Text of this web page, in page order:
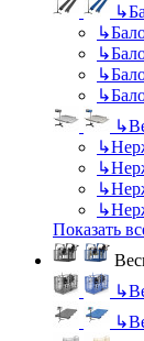
↳
↳
↳
↳
↳
↳
↳
↳
↳
↳
Показать
↳
↳